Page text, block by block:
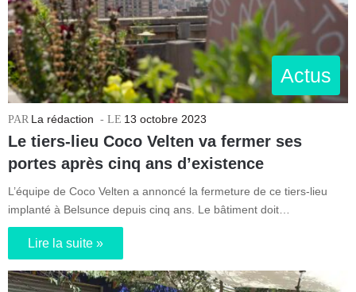
Actus
La rédaction 13 octobre 2023
Le tiers-lieu Coco Velten va fermer ses
portes après cinq ans d’existence
L’équipe de Coco Velten a annoncé la fermeture de ce tiers-lieu
implanté à Belsunce depuis cinq ans. Le bâtiment doit…
Lire la suite »